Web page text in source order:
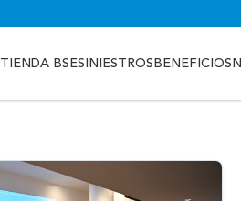
TIENDA BSESINIESTROS BENEFICIOS